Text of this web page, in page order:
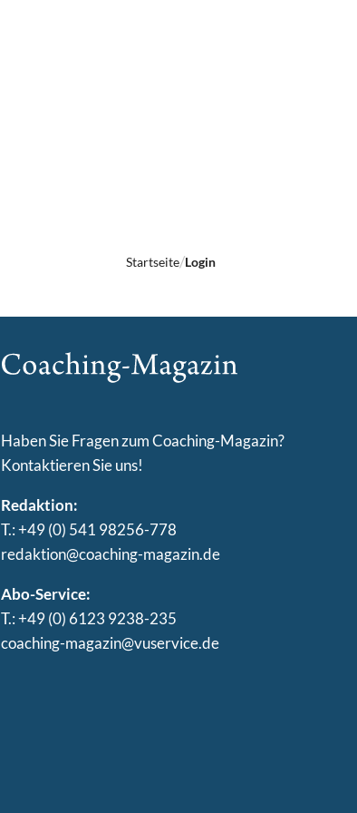
Startseite Login
Haben Sie Fragen zum Coaching-Magazin?
Kontaktieren Sie uns!
Redaktion:
T.: +49 (0) 541 98256-778
redaktion@coaching-magazin.de
Abo-Service:
T.: +49 (0) 6123 9238-235
coaching-magazin@vuservice.de